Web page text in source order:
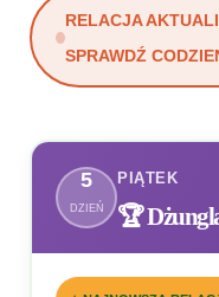
RELACJA
SPRAWDŹ
5
DZIEŃ
PIĄTEK
🏆